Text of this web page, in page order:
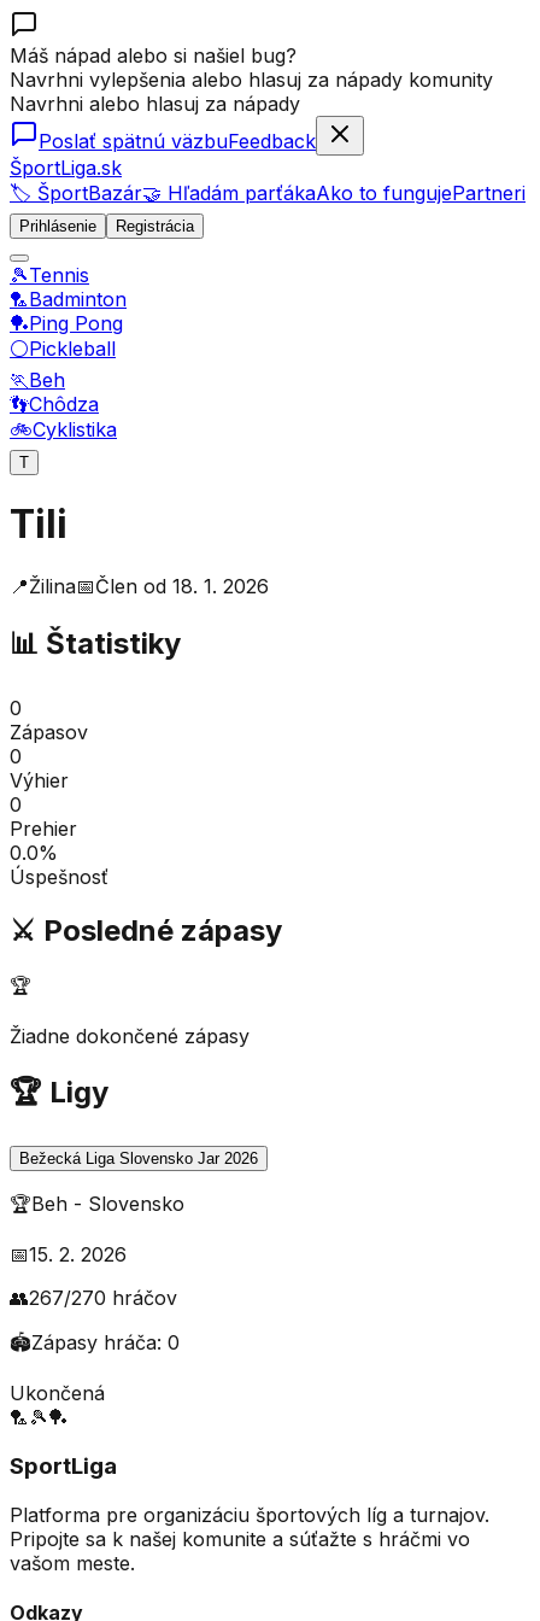
Máš nápad alebo si našiel bug?
Navrhni vylepšenia alebo hlasuj za nápady komunity
Navrhni alebo hlasuj za nápady
Poslať spätnú väzbuFeedback
ŠportLiga.sk
🏷️ ŠportBazár🤝 Hľadám parťákaAko to fungujePartneri
Prihlásenie Registrácia
🎾Tennis
🏸Badminton
🏓Ping Pong
⚪Pickleball
🏃Beh
👣Chôdza
🚲Cyklistika
T
Tili
📍Žilina📅Člen od 18. 1. 2026
📊 Štatistiky
0
Zápasov
0
Výhier
0
Prehier
0.0%
Úspešnosť
⚔️ Posledné zápasy
🏆
Žiadne dokončené zápasy
🏆 Ligy
Bežecká Liga Slovensko Jar 2026
🏆Beh - Slovensko
📅15. 2. 2026
👥267/270 hráčov
🏟️Zápasy hráča: 0
Ukončená
🏸 🎾🏓
SportLiga
Platforma pre organizáciu športových líg a turnajov.
Pripojte sa k našej komunite a súťažte s hráčmi vo
vašom meste.
Odkazy